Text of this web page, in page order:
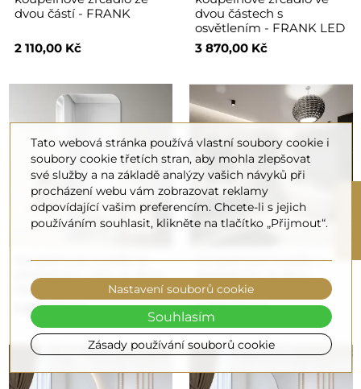
dvou částí - FRANK
2 110,00 Kč
dvou částech s
osvětlením - FRANK LED
3 870,00 Kč
Koupelnové zrcadlo se
částech - GAJA
1 400,00 Kč
Koupelnové zrcadlo s
částech - GAJA LED
3 870,00 Kč
Tato webová stránka používá vlastní soubory cookie i
soubory cookie třetích stran, aby mohla zlepšovat
své služby a na základě analýzy vašich návyků při
procházení webu vám zobrazovat reklamy
odpovídající vašim preferencím. Chcete-li s jejich
používáním souhlasit, klikněte na tlačítko „Přijmout“.
Zásady používání souborů cookie
Nastavení souborů cookie
Souhlasím